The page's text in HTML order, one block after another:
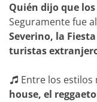
Quién dijo que
Seguramente fue
Severino, la
turistas
Entre los estilos
house, el